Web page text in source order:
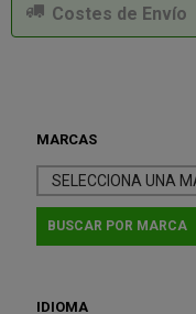
MARCAS
IDIOMA
Costes de Envío